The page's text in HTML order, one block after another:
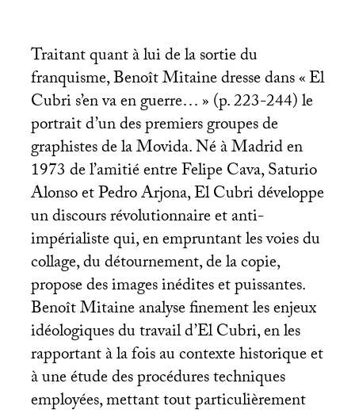
Traitant quant à lui de la sortie du
franquisme, Benoît Mitaine dresse dans «El
Cubri s’en va en guerre…» (p. 223-244) le
portrait d’un des premiers groupes de
graphistes de la Movida. Né à Madrid en
1973 de l’amitié entre Felipe Cava, Saturio
Alonso et Pedro Arjona, El Cubri développe
un discours révolutionnaire et anti-
impérialiste qui, en empruntant les voies du
collage, du détournement, de la copie,
propose des images inédites et puissantes.
Benoît Mitaine analyse finement les enjeux
idéologiques du travail d’El Cubri, en les
rapportant à la fois au contexte historique et
à une étude des procédures techniques
employées, mettant tout particulièrement